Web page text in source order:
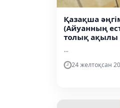
Қазақша
(Айуанның
толық ақылы
...
24 желтоқсан